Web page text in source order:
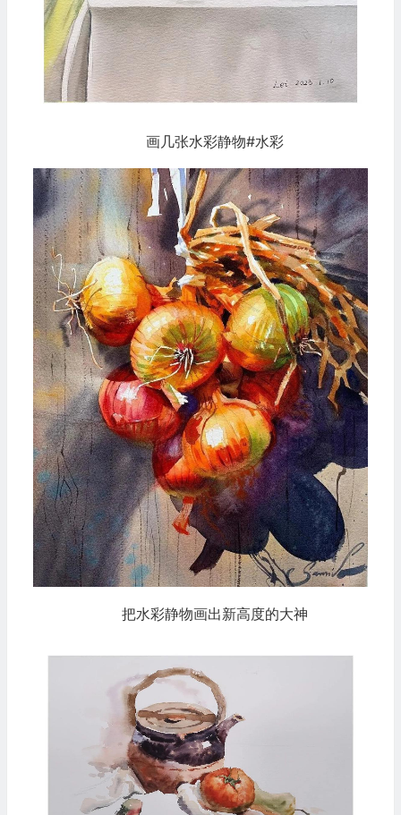
画几张水彩静物#水彩
把水彩静物画出新高度的大神